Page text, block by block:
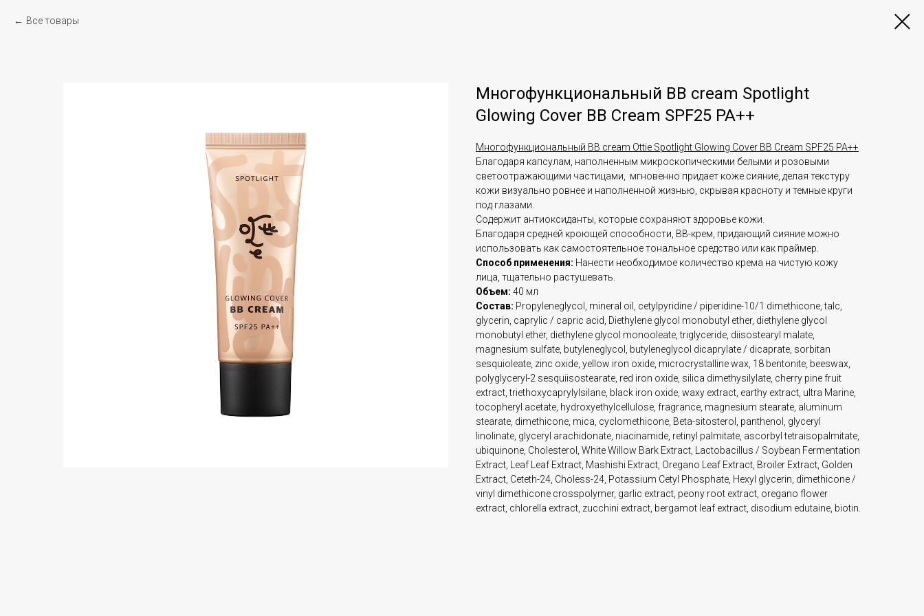
Все товары
Многофункциональный BB cream Spotlight
Glowing Cover BB Cream SPF25 PA++
Многофункциональный BB cream Ottie Spotlight Glowing Cover BB Cream SPF25 PA++
Благодаря капсулам, наполненным микроскопическими белыми и розовыми
светоотражающими частицами, мгновенно придает коже сияние, делая текстуру
кожи визуально ровнее и наполненной жизнью, скрывая красноту и темные круги
под глазами.
Содержит антиоксиданты, которые сохраняют здоровье кожи.
Благодаря средней кроющей способности, BB-крем, придающий сияние можно
использовать как самостоятельное тональное средство или как праймер.
Способ применения: Нанести необходимое количество крема на чистую кожу
лица, тщательно растушевать.
Объем: 40 мл
Состав: Propyleneglycol, mineral oil, cetylpyridine / piperidine-10/1 dimethicone, talc,
glycerin, caprylic / capric acid, Diethylene glycol monobutyl ether, diethylene glycol
monobutyl ether, diethylene glycol monooleate, triglyceride, diisostearyl malate,
magnesium sulfate, butyleneglycol, butyleneglycol dicaprylate / dicaprate, sorbitan
sesquioleate, zinc oxide, yellow iron oxide, microcrystalline wax, 18 bentonite, beeswax,
polyglyceryl-2 sesquiisostearate, red iron oxide, silica dimethysilylate, cherry pine fruit
extract, triethoxycaprylylsilane, black iron oxide, waxy extract, earthy extract, ultra Marine,
tocopheryl acetate, hydroxyethylcellulose, fragrance, magnesium stearate, aluminum
stearate, dimethicone, mica, cyclomethicone, Beta-sitosterol, panthenol, glyceryl
linolinate, glyceryl arachidonate, niacinamide, retinyl palmitate, ascorbyl tetraisopalmitate,
ubiquinone, Cholesterol, White Willow Bark Extract, Lactobacillus / Soybean Fermentation
Extract, Leaf Leaf Extract, Mashishi Extract, Oregano Leaf Extract, Broiler Extract, Golden
Extract, Ceteth-24, Choless-24, Potassium Cetyl Phosphate, Hexyl glycerin, dimethicone /
vinyl dimethicone crosspolymer, garlic extract, peony root extract, oregano flower
extract, chlorella extract, zucchini extract, bergamot leaf extract, disodium edutaine, biotin.